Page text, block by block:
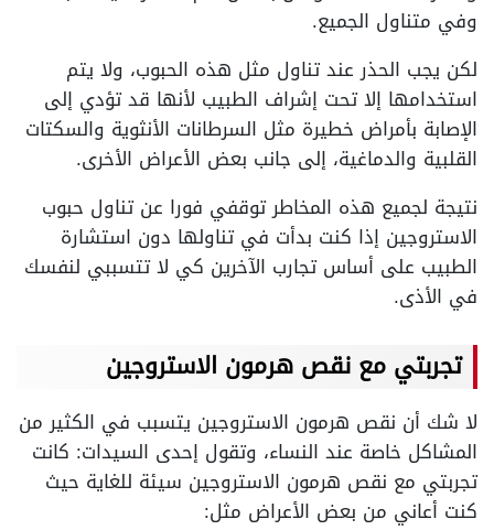
وفي متناول الجميع.
لكن يجب الحذر عند تناول مثل هذه الحبوب، ولا يتم
استخدامها إلا تحت إشراف الطبيب لأنها قد تؤدي إلى
الإصابة بأمراض خطيرة مثل السرطانات الأنثوية والسكتات
القلبية والدماغية، إلى جانب بعض الأعراض الأخرى.
نتيجة لجميع هذه المخاطر توقفي فورا عن تناول حبوب
الاستروجين إذا كنت بدأت في تناولها دون استشارة
الطبيب على أساس تجارب الآخرين كي لا تتسببي لنفسك
في الأذى.
تجربتي مع نقص هرمون الاستروجين
لا شك أن نقص هرمون الاستروجين يتسبب في الكثير من
المشاكل خاصة عند النساء، وتقول إحدى السيدات: كانت
تجربتي مع نقص هرمون الاستروجين سيئة للغاية حيث
كنت أعاني من بعض الأعراض مثل: